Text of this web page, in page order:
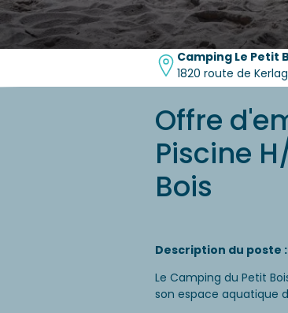
Camping Le Petit
1820 route de
Offre
Piscine
Bois
Description du poste :
Le Camping du Petit
son espace aquatique